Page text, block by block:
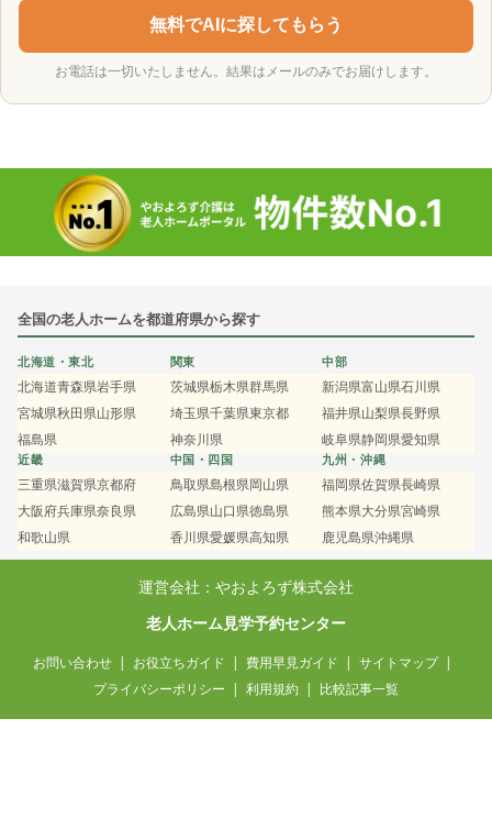
無料でAIに探してもらう
お電話は一切いたしません。結果はメールのみでお届けします。
全国の老人ホームを都道府県から探す
北海道・東北
北海道青森県岩手県
宮城県秋田県山形県
福島県
関東
茨城県栃木県群馬県
埼玉県千葉県東京都
神奈川県
中部
新潟県富山県石川県
福井県山梨県長野県
岐阜県静岡県愛知県
近畿
三重県滋賀県京都府
大阪府兵庫県奈良県
和歌山県
中国・四国
鳥取県島根県岡山県
広島県山口県徳島県
香川県愛媛県高知県
九州・沖縄
福岡県佐賀県長崎県
熊本県大分県宮崎県
鹿児島県沖縄県
運営会社：やおよろず株式会社
老人ホーム見学予約センター
お問い合わせ お役立ちガイド 費用早見ガイド
サイトマップ
プライバシーポリシー
利用規約 比較記事一覧